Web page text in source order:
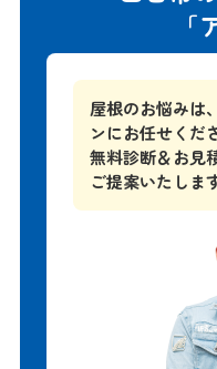
四日市
屋根のお悩みは
ンにお任せくだ
ご提案いたしま